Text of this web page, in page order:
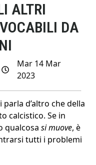
ALTRI
DA
Mar 14 Mar
2023
d’altro che della
calcistico. Se in
qualcosa si muove, è
tutti i problemi